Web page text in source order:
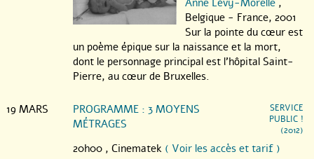
Anne Lévy-Morelle ,
Belgique - France, 2001
Sur la pointe du cœur est
un poème épique sur la naissance et la mort,
dont le personnage principal est l’hôpital Saint-
Pierre, au cœur de Bruxelles.
19 MARS
PROGRAMME : 3 MOYENS
MÉTRAGES
SERVICE
PUBLIC !
(2012)
20h00 , Cinematek ( Voir les accès et tarif )